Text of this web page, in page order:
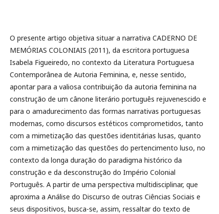
O presente artigo objetiva situar a narrativa CADERNO DE
MEMÓRIAS COLONIAIS (2011), da escritora portuguesa
Isabela Figueiredo, no contexto da Literatura Portuguesa
Contemporânea de Autoria Feminina, e, nesse sentido,
apontar para a valiosa contribuição da autoria feminina na
construção de um cânone literário português rejuvenescido e
para o amadurecimento das formas narrativas portuguesas
modernas, como discursos estéticos comprometidos, tanto
com a mimetização das questões identitárias lusas, quanto
com a mimetização das questões do pertencimento luso, no
contexto da longa duração do paradigma histórico da
construção e da desconstrução do Império Colonial
Português. A partir de uma perspectiva multidisciplinar, que
aproxima a Análise do Discurso de outras Ciências Sociais e
seus dispositivos, busca-se, assim, ressaltar do texto de